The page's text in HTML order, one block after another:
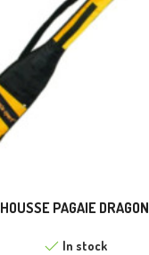
HOUSSE PAGAIE DRAGON
In stock